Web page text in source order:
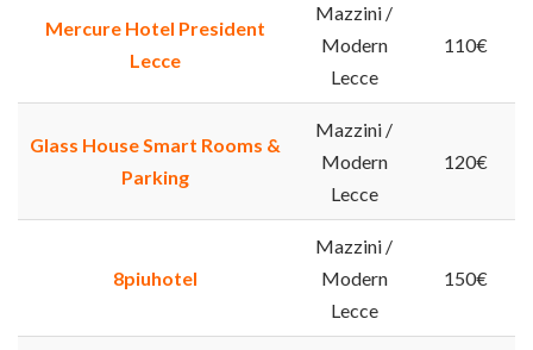
Mercure Hotel President
Lecce
Mazzini /
Modern
Lecce
110€
Glass House Smart Rooms &
Parking
Mazzini /
Modern
Lecce
120€
8piuhotel
Mazzini /
Modern
Lecce
150€